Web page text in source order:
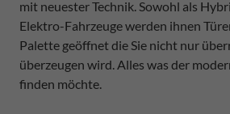
mit neuester Technik. Sowohl als
Elektro-Fahrzeuge werden ihnen
Palette geöffnet die Sie nicht nur
überzeugen wird. Alles was der
finden möchte.